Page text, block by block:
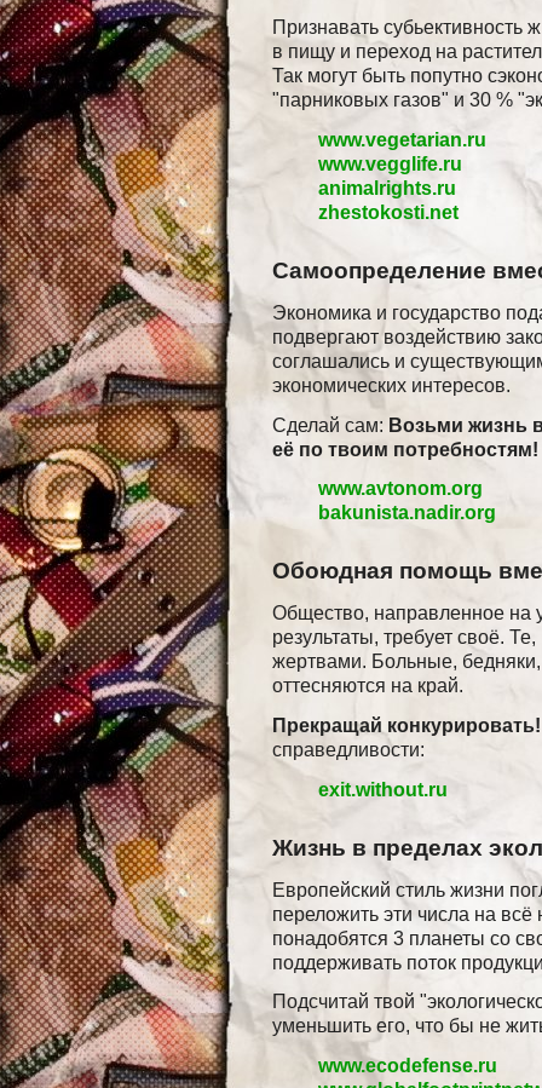
Признавать субьективность
в пищу и переход на
Так могут быть попутно
"парниковых газов" и 30 %
www.vegetarian.ru
www.vegglife.ru
animalrights.ru
zhestokosti.net
Самоопределение
Экономика и государство
подвергают воздействию
соглашались и
экономических интересов.
Сделай сам: Возьми жизнь
её по твоим потребностям!
www.avtonom.org
bakunista.nadir.org
Обоюдная помощь
Общество, направленное на
результаты, требует своё.
жертвами. Больные,
оттесняются на край.
Прекращай конкурировать!
справедливости:
exit.without.ru
Жизнь в пределах
Европейский стиль жизни
переложить эти числа на
понадобятся 3 планеты со
поддерживать поток
Подсчитай твой
уменьшить его, что бы не
www.ecodefense.ru